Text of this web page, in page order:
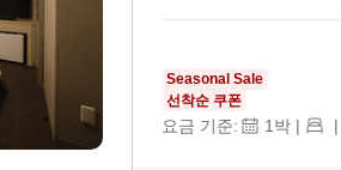
Seasonal Sale
선착순 쿠폰
요금 기준: 1 박 | |